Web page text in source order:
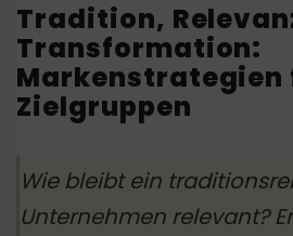
Tradition,
Transformation:
Markenstrategien
Zielgruppen
Wie bleibt ein
Unternehmen relevant?